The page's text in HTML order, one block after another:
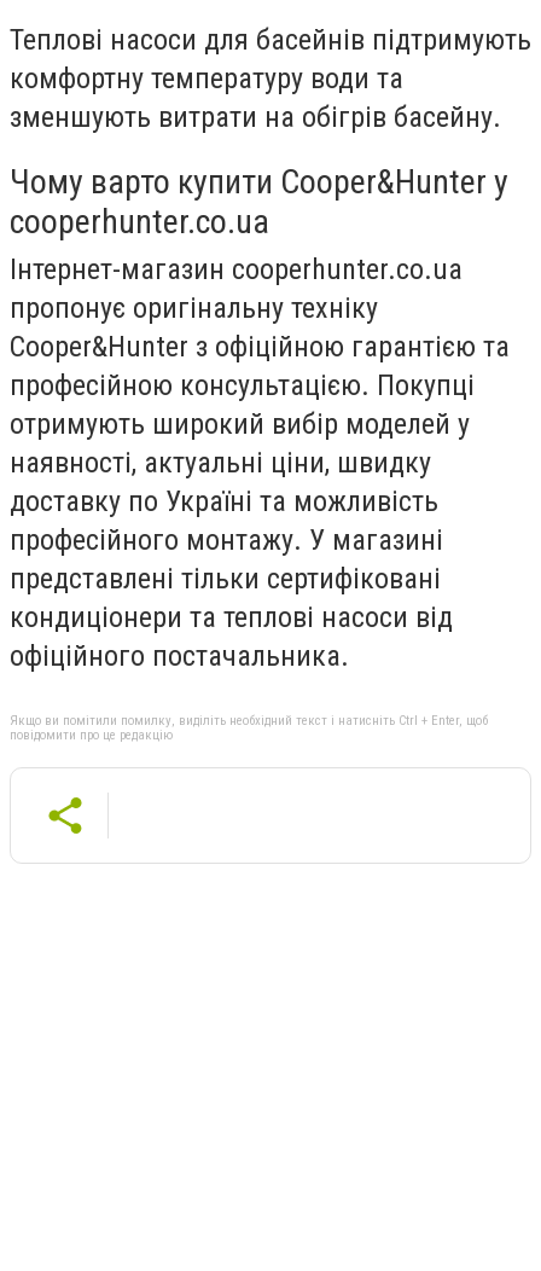
Теплові насоси для басейнів підтримують
комфортну температуру води та
зменшують витрати на обігрів басейну.
Чому варто купити Cooper&Hunter у
cooperhunter.co.ua
Інтернет-магазин cooperhunter.co.ua
пропонує оригінальну техніку
Cooper&Hunter з офіційною гарантією та
професійною консультацією. Покупці
отримують широкий вибір моделей у
наявності, актуальні ціни, швидку
доставку по Україні та можливість
професійного монтажу. У магазині
представлені тільки сертифіковані
кондиціонери та теплові насоси від
офіційного постачальника.
Якщо ви помітили помилку, виділіть необхідний текст і натисніть Ctrl + Enter, щоб
повідомити про це редакцію